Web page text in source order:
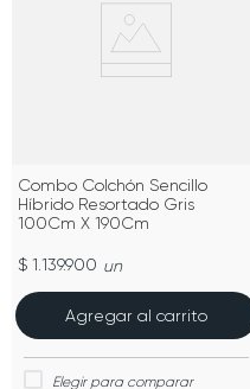
Combo Colchón Sencillo
Híbrido Resortado Gris
100Cm X 190Cm
$ 1.139.900 un
Agregar al carrito